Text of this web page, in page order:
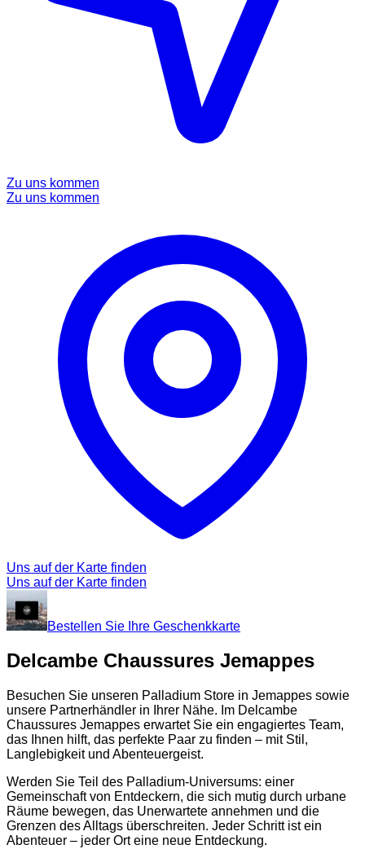
Zu uns kommen
Zu uns kommen
Uns auf der Karte finden
Uns auf der Karte finden
Bestellen Sie Ihre Geschenkkarte
Delcambe Chaussures Jemappes
Besuchen Sie unseren Palladium Store in Jemappes sowie
unsere Partnerhändler in Ihrer Nähe. Im Delcambe
Chaussures Jemappes erwartet Sie ein engagiertes Team,
das Ihnen hilft, das perfekte Paar zu finden – mit Stil,
Langlebigkeit und Abenteuergeist.
Werden Sie Teil des Palladium-Universums: einer
Gemeinschaft von Entdeckern, die sich mutig durch urbane
Räume bewegen, das Unerwartete annehmen und die
Grenzen des Alltags überschreiten. Jeder Schritt ist ein
Abenteuer – jeder Ort eine neue Entdeckung.